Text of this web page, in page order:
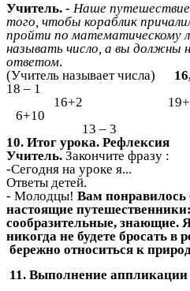
Учитель. - Наше путешествие
того, чтобы кораблик
пройти по математическому
называть число, а вы должны
ответом.
(Учитель называет числа)
18 – 1
16+2
6+10
13 – 3 10
10. Итог урока. Рефлексия
Учитель. Закончите фразу :
-Сегодня на уроке я...
Ответы детей.
- Молодцы! Вам
настоящие
сообразительные, знающие.
никогда не будете бросать в
бережно относиться к
11. Выполнение